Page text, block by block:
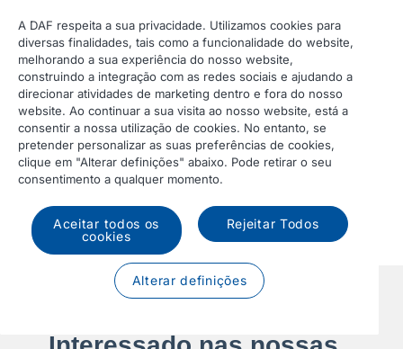
de um camião elétrico e a obtenção do
máximo rendimento de cada kW de
eletricidade.
Ler mais sobre a Academia de
Condutores DAF
A DAF respeita a sua privacidade. Utilizamos cookies para
diversas finalidades, tais como a funcionalidade do website,
melhorando a sua experiência do nosso website,
construindo a integração com as redes sociais e ajudando a
direcionar atividades de marketing dentro e fora do nosso
website. Ao continuar a sua visita ao nosso website, está a
consentir a nossa utilização de cookies. No entanto, se
pretender personalizar as suas preferências de cookies,
clique em "Alterar definições" abaixo. Pode retirar o seu
consentimento a qualquer momento.
Aceitar todos os
cookies
Rejeitar Todos
Alterar definições